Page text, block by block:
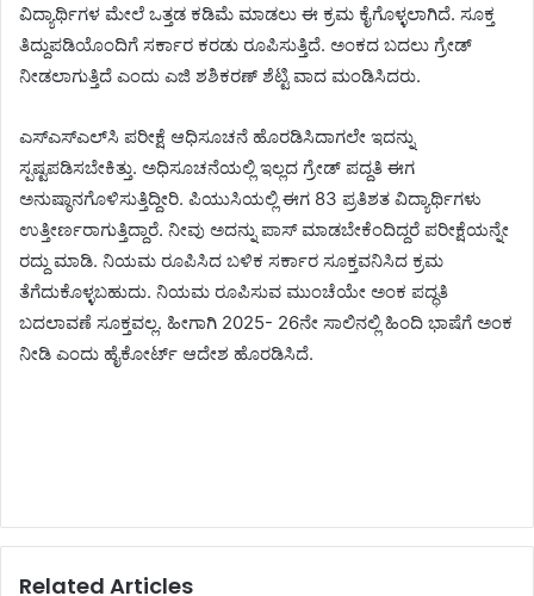
ವಿದ್ಯಾರ್ಥಿಗಳ ಮೇಲೆ ಒತ್ತಡ ಕಡಿಮೆ ಮಾಡಲು ಈ ಕ್ರಮ ಕೈಗೊಳ್ಳಲಾಗಿದೆ. ಸೂಕ್ತ
ತಿದ್ದುಪಡಿಯೊಂದಿಗೆ ಸರ್ಕಾರ ಕರಡು ರೂಪಿಸುತ್ತಿದೆ. ಅಂಕದ ಬದಲು ಗ್ರೇಡ್
ನೀಡಲಾಗುತ್ತಿದೆ ಎಂದು ಎಜಿ ಶಶಿಕರಣ್ ಶೆಟ್ಟಿ ವಾದ ಮಂಡಿಸಿದರು.
ಎಸ್ಎಸ್ಎಲ್‌ಸಿ ಪರೀಕ್ಷೆ ಆಧಿಸೂಚನೆ ಹೊರಡಿಸಿದಾಗಲೇ ಇದನ್ನು
ಸ್ಪಷ್ಟಪಡಿಸಬೇಕಿತ್ತು. ಅಧಿಸೂಚನೆಯಲ್ಲಿ ಇಲ್ಲದ ಗ್ರೇಡ್ ಪದ್ದತಿ ಈಗ
ಅನುಷ್ಠಾನಗೊಳಿಸುತ್ತಿದ್ದೀರಿ. ಪಿಯುಸಿಯಲ್ಲಿ ಈಗ 83 ಪ್ರತಿಶತ ವಿದ್ಯಾರ್ಥಿಗಳು
ಉತ್ತೀರ್ಣರಾಗುತ್ತಿದ್ದಾರೆ. ನೀವು ಅದನ್ನು ಪಾಸ್ ಮಾಡಬೇಕೆಂದಿದ್ದರೆ ಪರೀಕ್ಷೆಯನ್ನೇ
ರದ್ದು ಮಾಡಿ. ನಿಯಮ ರೂಪಿಸಿದ ಬಳಿಕ ಸರ್ಕಾರ ಸೂಕ್ತವನಿಸಿದ ಕ್ರಮ
ತೆಗೆದುಕೊಳ್ಳಬಹುದು. ನಿಯಮ ರೂಪಿಸುವ ಮುಂಚೆಯೇ ಅಂಕ ಪದ್ಧತಿ
ಬದಲಾವಣೆ ಸೂಕ್ತವಲ್ಲ. ಹೀಗಾಗಿ 2025- 26ನೇ ಸಾಲಿನಲ್ಲಿ ಹಿಂದಿ ಭಾಷೆಗೆ ಅಂಕ
ನೀಡಿ ಎಂದು ಹೈಕೋರ್ಟ್ ಆದೇಶ ಹೊರಡಿಸಿದೆ.
Related Articles